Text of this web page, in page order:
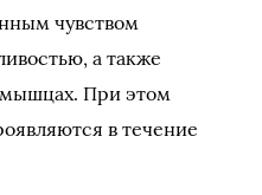
чувством
а также
При этом
в течение